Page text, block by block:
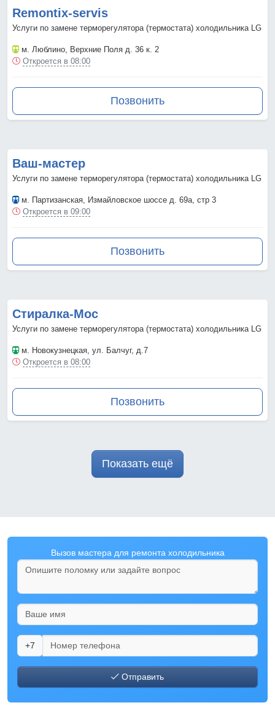
Remontix-servis
Услуги по замене терморегулятора (термостата) холодильника LG
м. Люблино, Верхние Поля д. 36 к. 2
Откроется в 08:00
Позвонить
Ваш-мастер
Услуги по замене терморегулятора (термостата) холодильника LG
м. Партизанская, Измайловское шоссе д. 69а, стр 3
Откроется в 09:00
Позвонить
Стиралка-Мос
Услуги по замене терморегулятора (термостата) холодильника LG
м. Новокузнецкая, ул. Балчуг, д.7
Откроется в 08:00
Позвонить
Показать ещё
Вызов мастера для ремонта холодильника
+7
Отправить